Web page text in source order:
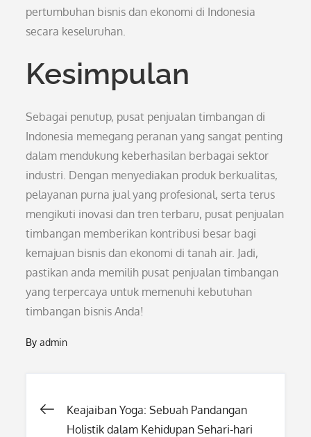
pertumbuhan bisnis dan ekonomi di Indonesia
secara keseluruhan.
Kesimpulan
Sebagai penutup, pusat penjualan timbangan di
Indonesia memegang peranan yang sangat penting
dalam mendukung keberhasilan berbagai sektor
industri. Dengan menyediakan produk berkualitas,
pelayanan purna jual yang profesional, serta terus
mengikuti inovasi dan tren terbaru, pusat penjualan
timbangan memberikan kontribusi besar bagi
kemajuan bisnis dan ekonomi di tanah air. Jadi,
pastikan anda memilih pusat penjualan timbangan
yang terpercaya untuk memenuhi kebutuhan
timbangan bisnis Anda!
Byadmin
Post
Keajaiban Yoga: Sebuah Pandangan
Holistik dalam Kehidupan Sehari-hari